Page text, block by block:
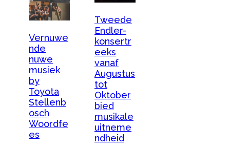
Vernuwe
nde
nuwe
musiek
by
Toyota
Stellenb
osch
Woordfe
es
Tweede
Endler-
konsertr
eeks
vanaf
Augustus
tot
Oktober
bied
musikale
uitneme
ndheid